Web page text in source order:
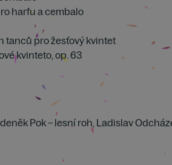
harfu a cembalo
tanců pro žesťový kvintet
kvinteto, op. 63
Pok – lesní roh, Ladislav